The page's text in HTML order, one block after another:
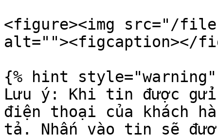
<figure><img src="/files/
alt=""><figcaption></
{% hint style="warning"
Lưu ý: Khi tin được
điện thoại của khách
tả. Nhấn vào tin sẽ